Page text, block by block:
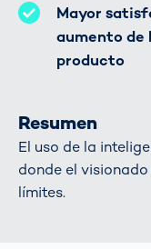
Mayor
aumento de
producto
Resumen
El uso de la
donde el
límites.